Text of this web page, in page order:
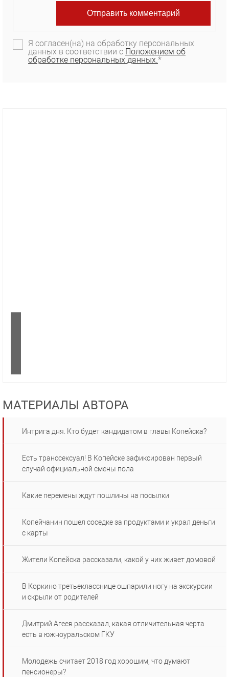
Я согласен(на) на обработку персональных
данных в соответствии с Положением об
обработке персональных данных.*
МАТЕРИАЛЫ АВТОРА
Интрига дня. Кто будет кандидатом в главы Копейска?
Есть транссексуал! В Копейске зафиксирован первый
случай официальной смены пола
Какие перемены ждут пошлины на посылки
Копейчанин пошел соседке за продуктами и украл деньги
с карты
Жители Копейска рассказали, какой у них живет домовой
В Коркино третьекласснице ошпарили ногу на экскурсии
и скрыли от родителей
Дмитрий Агеев рассказал, какая отличительная черта
есть в южноуральском ГКУ
Молодежь считает 2018 год хорошим, что думают
пенсионеры?